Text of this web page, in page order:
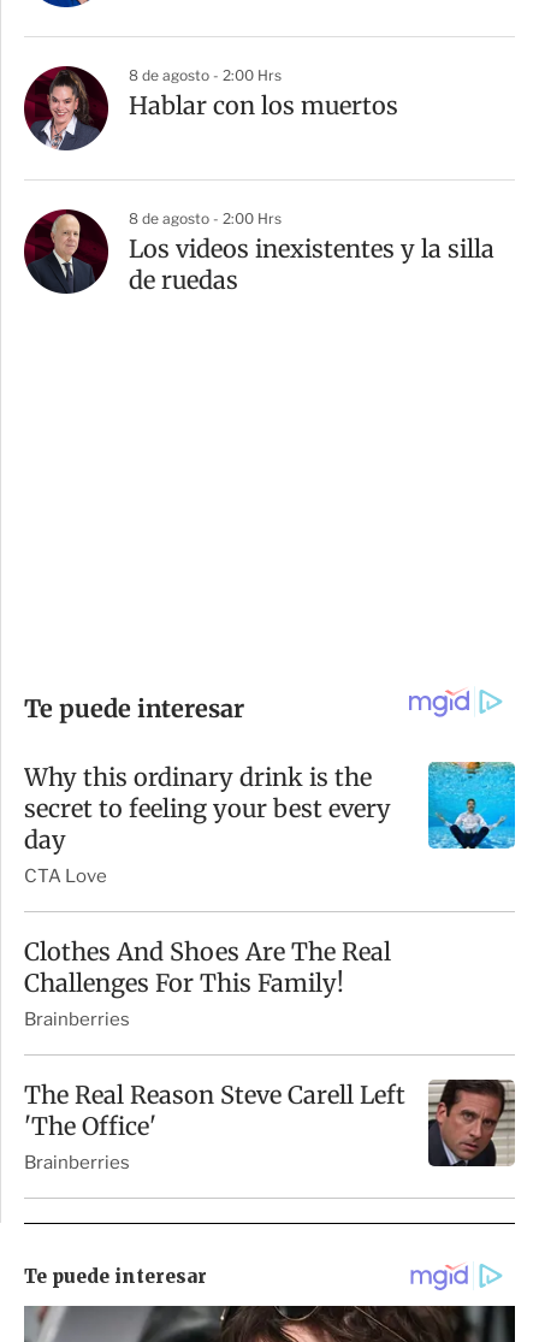
8 de agosto - 2:00 Hrs
Hablar con los muertos
8 de agosto - 2:00 Hrs
Los videos inexistentes y la silla
de ruedas